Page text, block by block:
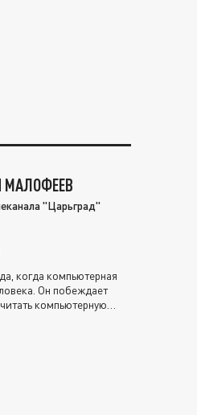
МАЛОФЕЕВ
"Царьград"
когда компьютерная
Он побеждает
компьютерную